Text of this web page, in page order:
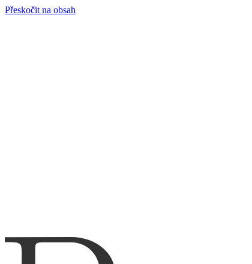
Přeskočit na obsah